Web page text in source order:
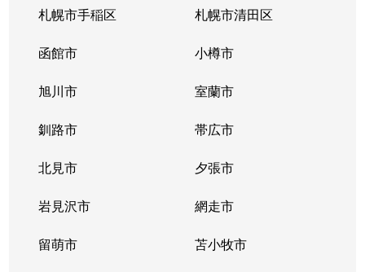
札幌市手稲区 札幌市清田区
函館市 小樽市
旭川市 室蘭市
釧路市 帯広市
北見市 夕張市
岩見沢市 網走市
留萌市 苫小牧市